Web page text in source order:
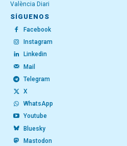
València Diari
SÍGUENOS
Facebook
Instagram
Linkedin
Mail
Telegram
X
WhatsApp
Youtube
Bluesky
Mastodon